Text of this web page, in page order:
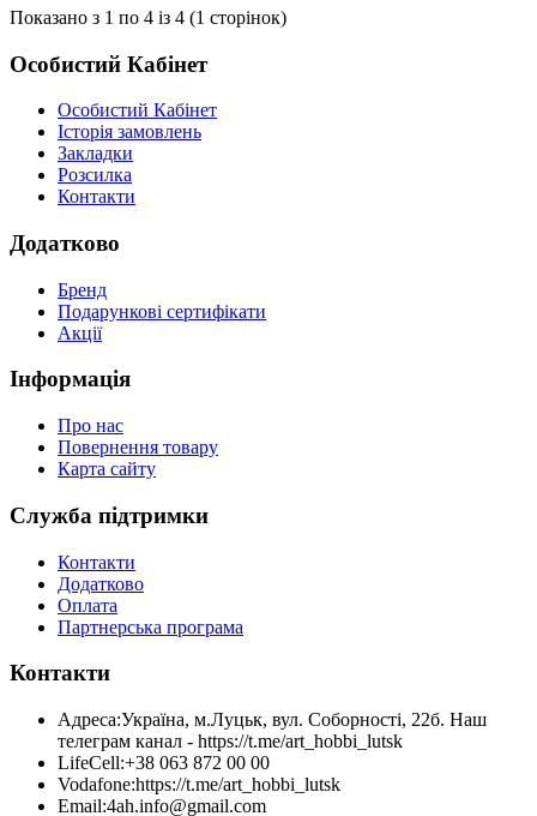
Показано з 1 по 4 із 4 (1 сторінок)
Особистий Кабінет
Особистий Кабінет
Історія замовлень
Закладки
Розсилка
Контакти
Додатково
Бренд
Подарункові сертифікати
Акції
Інформація
Про нас
Повернення товару
Карта сайту
Служба підтримки
Контакти
Додатково
Оплата
Партнерська програма
Контакти
Адреса:Україна, м.Луцьк, вул. Соборності, 22б. Наш
телеграм канал - https://t.me/art_hobbi_lutsk
LifeCell:+38 063 872 00 00
Vodafone:https://t.me/art_hobbi_lutsk
Email:4ah.info@gmail.com